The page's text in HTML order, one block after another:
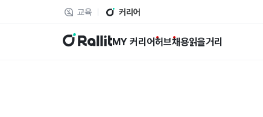
교육 커리어
랠릿 MY 커리어허브채용읽을거리